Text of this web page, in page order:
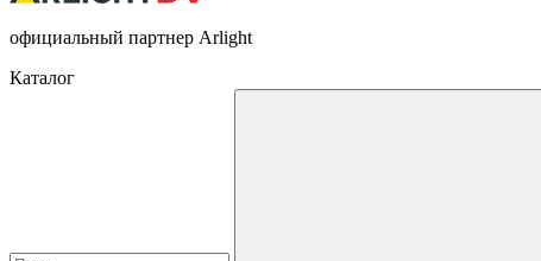
официальный партнер Arlight
Каталог